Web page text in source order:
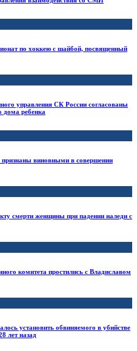
по хоккею с шайбой, посвященный
управления СК России согласованы
дома ребенка
виновными в совершении
смерти женщины при падении наледи с
комитета простились с Владиславом
установить обвиняемого в убийстве
лет назад